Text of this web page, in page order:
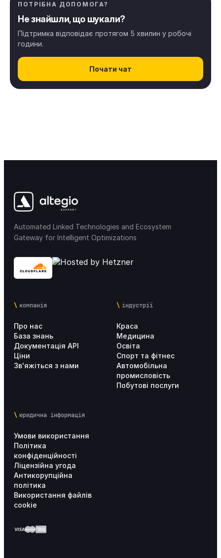
Загальні матеріали Altegio
Налаштування Altegio
Склад & Товари
Права доступу
Інтеграції
Лояльність & Маркетинг
Маркетплейс інтеграції
Налаштування Altegio для мереж
Впровадження Altegio
Особистий кабінет користувача
ПОТРІБНА ДОПОМОГА?
Не знайшли, що шукали?
Підтримка відповідає протягом 5 хвилин у робочі
години.
Почати чат
Automated Linked Technologies and Ecosystem
Gateway for Intelligent Optimizations
компанія
Про нас
База знань
Документація API
Ціни
Зв'яжіться з нами
індустрії
Краса
Медицина
Освіта
Спорт та фітнес
Автомобільна
промисловість
Побутові послуги
юридична інформація
Умови використання
Політика
конфіденційності
Ліцензійна угода
Антикорупційна
політика
Використання файлів
cookie